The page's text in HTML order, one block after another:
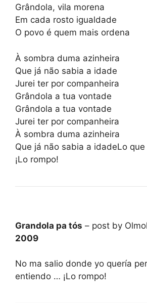
Grândola, vila morena
Em cada rosto igualdade
O povo é quem mais ordena
À sombra duma azinheira
Que já não sabia a idade
Jurei ter por companheira
Grândola a tua vontade
Grândola a tua vontade
Jurei ter por companheira
À sombra duma azinheira
Que já não sabia a idadeLo
¡Lo rompo!
Grandola pa tós – post by
2009
No ma salio donde yo quería
entiendo … ¡Lo rompo!